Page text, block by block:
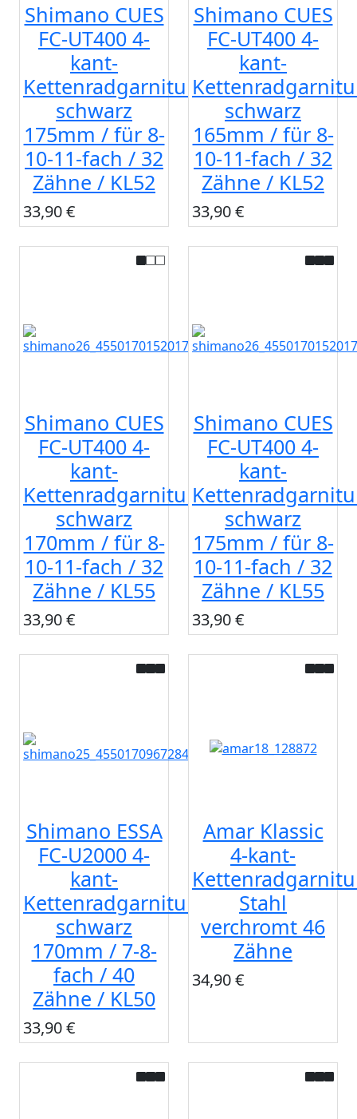
Shimano CUES
FC-UT400 4-
kant-
Kettenradgarnitur
schwarz
175mm / für 8-
10-11-fach / 32
Zähne / KL52
33,90 €
Shimano CUES
FC-UT400 4-
kant-
schwarz
165mm / für 8-
10-11-fach / 32
Zähne / KL52
33,90 €
Shimano CUES
FC-UT400 4-
kant-
Kettenradgarnitur
schwarz
170mm / für 8-
10-11-fach / 32
Zähne / KL55
33,90 €
Shimano CUES
FC-UT400 4-
kant-
schwarz
175mm / für 8-
10-11-fach / 32
Zähne / KL55
33,90 €
Shimano ESSA
FC-U2000 4-
kant-
Kettenradgarnitur
schwarz
170mm / 7-8-
fach / 40
Zähne / KL50
33,90 €
Amar Klassic
4-kant-
Stahl
verchromt 46
Zähne
34,90 €